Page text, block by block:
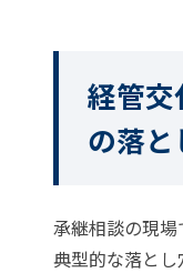
経管交
の落と
承継相談の現
典型的な落と